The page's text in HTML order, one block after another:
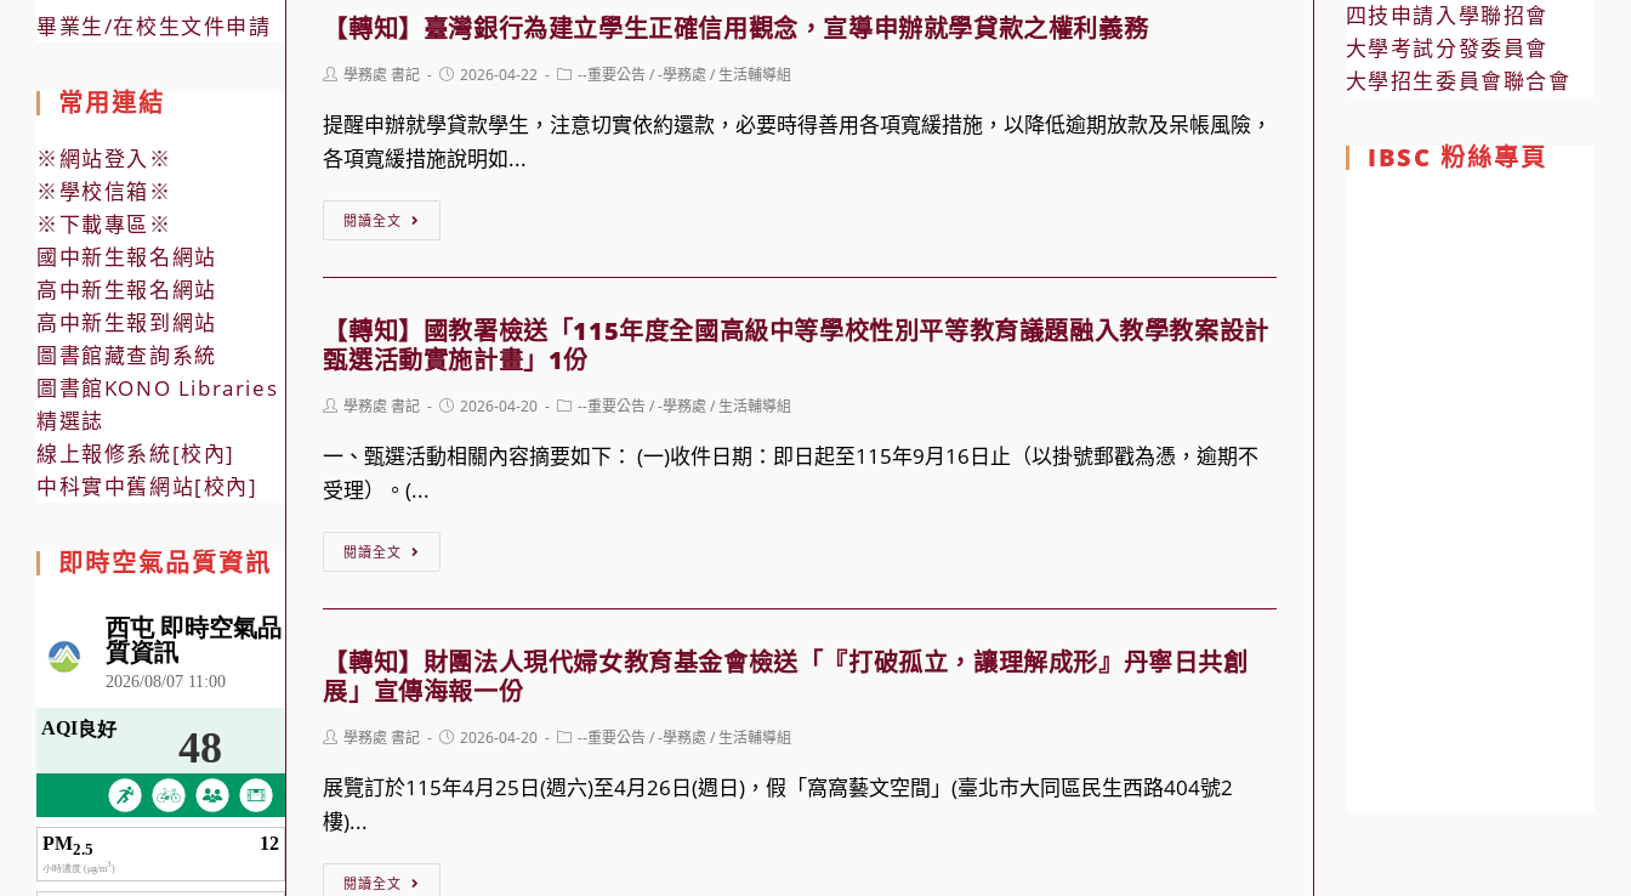
導
資
支
持：
構
多
元
善
校
園」
關
程
與
活
路
別
暴
力
音
暨
海
繪
比
簡
章
灣
展
翅
協
會
糊
的
網
線：
暴
力
青
年
壇」
【轉知】臺灣銀行為建立學生正確信用觀念，宣導申辦就學貸款之權利義務
Post學務處 書記
Post2026-04-22
Post--重要公告 / -學務處 / 生活輔導組
提醒申辦就學貸款學生，注意切實依約還款，必要時得善用各項寬緩措施，以降低逾期放款及呆帳風險，
各項寬緩措施說明如...
閱讀全文
臺
灣
銀
為
建
信
用
觀
宣
申
【轉知】國教署檢送「115年度全國高級中等學校性別平等教育議題融入教學教案設計
甄選活動實施計畫」1份
Post學務處 書記
Post2026-04-20
Post--重要公告 / -學務處 / 生活輔導組
一、甄選活動相關內容摘要如下： (一)收件日期：即日起至115年9月16日止（以掛號郵戳為憑，逾期不
受理）。(...
閱讀全文
國
教
署
送
「115
【轉知】財團法人現代婦女教育基金會檢送「『打破孤立，讓理解成形』丹寧日共創
展」宣傳海報一份
Post學務處 書記
Post2026-04-20
Post--重要公告 / -學務處 / 生活輔導組
展覽訂於115年4月25日(週六)至4月26日(週日)，假「窩窩藝文空間」(臺北市大同區民生西路404號2
樓)...
閱讀全文
畢業生/在校生文件申請
常用連結
※網站登入※
※學校信箱※
※下載專區※
國中新生報名網站
高中新生報名網站
高中新生報到網站
圖書館藏查詢系統
圖書館KONO Libraries
精選誌
線上報修系統[校內]
中科實中舊網站[校內]
即時空氣品質資訊
四技申請入學聯招會
大學考試分發委員會
大學招生委員會聯合會
IBSC 粉絲專頁